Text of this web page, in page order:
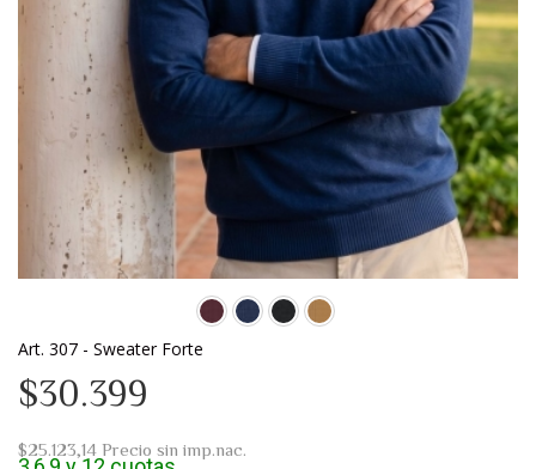
Art. 307 - Sweater Forte
$30.399
$25.123,14 Precio sin imp.nac.